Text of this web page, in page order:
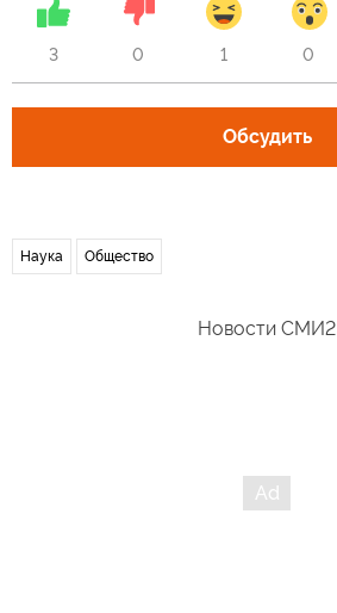
3 0 1 0
Обсудить
Наука Общество
Новости СМИ2